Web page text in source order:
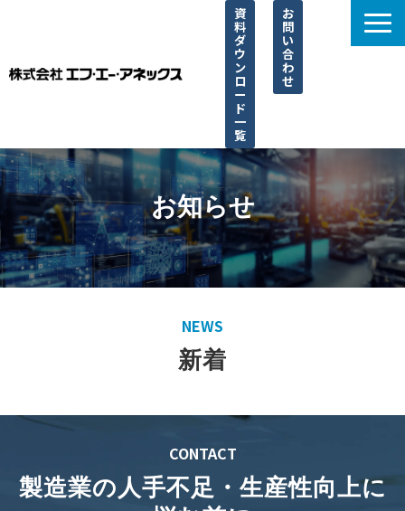
資
料
ダ
ウ
ン
ロ
ー
ド
一
覧
お
問
い
合
わ
せ
選ばれる理由
サービス一覧
取り扱い一覧
導入事例
よくあるご質問
お知らせ
NEWS
新着
CONTACT
製造業の人手不足・生産性向上に